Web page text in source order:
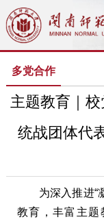
多党合作
主题教育｜校
统战团体代
为深入推进“
教育，丰富主题